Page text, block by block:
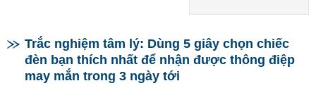
Trắc nghiệm tâm lý: Dùng 5 giây chọn chiếc
đèn bạn thích nhất để nhận được thông điệp
may mắn trong 3 ngày tới